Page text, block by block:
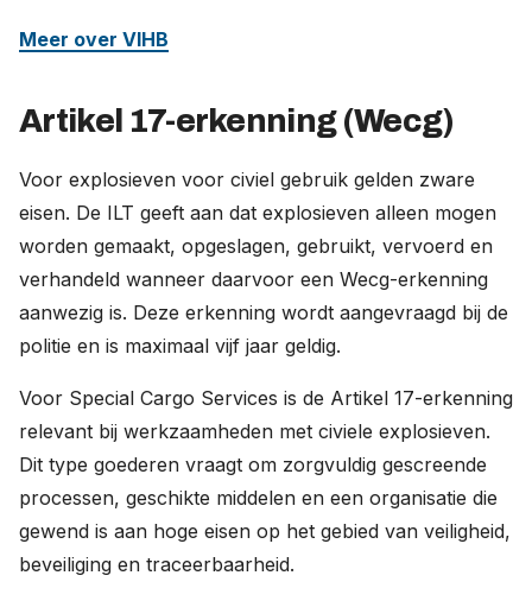
Meer over VIHB
Artikel 17-erkenning (Wecg)
Voor explosieven voor civiel gebruik gelden zware
eisen. De ILT geeft aan dat explosieven alleen mogen
worden gemaakt, opgeslagen, gebruikt, vervoerd en
verhandeld wanneer daarvoor een Wecg-erkenning
aanwezig is. Deze erkenning wordt aangevraagd bij de
politie en is maximaal vijf jaar geldig.
Voor Special Cargo Services is de Artikel 17-erkenning
relevant bij werkzaamheden met civiele explosieven.
Dit type goederen vraagt om zorgvuldig gescreende
processen, geschikte middelen en een organisatie die
gewend is aan hoge eisen op het gebied van veiligheid,
beveiliging en traceerbaarheid.